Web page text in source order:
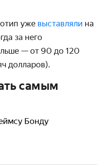
уже выставляли на
за него
— от 90 до 120
долларов).
самым
Бонду